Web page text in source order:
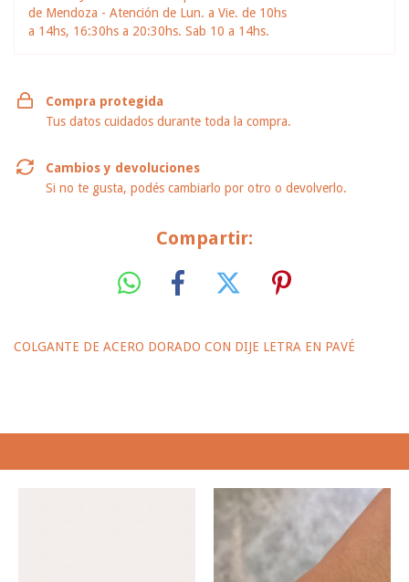
de Mendoza - Atención de Lun. a Vie. de 10hs
a 14hs, 16:30hs a 20:30hs. Sab 10 a 14hs.
Compra protegida
Tus datos cuidados durante toda la compra.
Cambios y devoluciones
Si no te gusta, podés cambiarlo por otro o devolverlo.
Compartir:
COLGANTE DE ACERO DORADO CON DIJE LETRA EN PAVÉ